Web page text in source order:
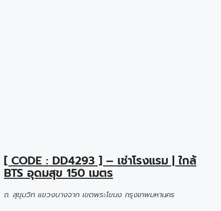
[ CODE : DD4293 ] – เช่าโรงแรม | ใกล้
BTS อุดมสุข 150 เมตร
ถ. สุขุมวิท แขวงบางจาก เขตพระโขนง กรุงเทพมหานคร